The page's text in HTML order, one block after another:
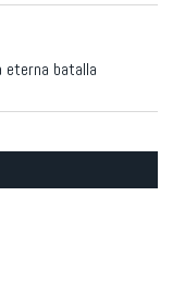
eterna batalla